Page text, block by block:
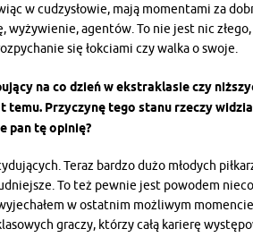
w cudzysłowie, mają momentami za
wyżywienie, agentów. To nie jest nic
się łokciami czy walka o swoje.
na co dzień w ekstraklasie czy
temu. Przyczynę tego stanu rzeczy
pan tę opinię?
Teraz bardzo dużo młodych
To też pewnie jest powodem nieco
w ostatnim możliwym
graczy, którzy całą karierę